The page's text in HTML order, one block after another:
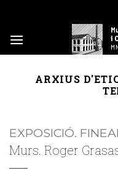
content
ARXIUS
EXPOSICIÓ.
Murs. Roger